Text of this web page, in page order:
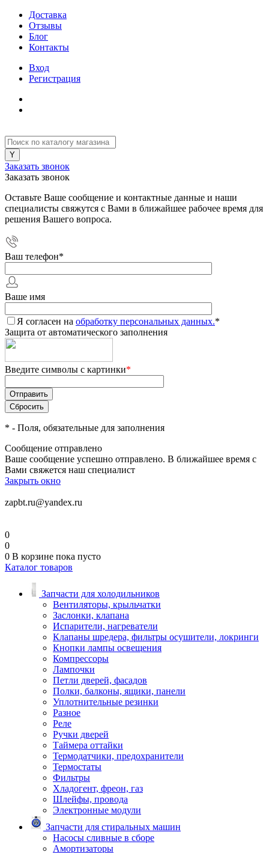
Доставка
Отзывы
Блог
Контакты
Вход
Регистрация
Заказать звонок
Заказать звонок
Оставьте Ваше сообщение и контактные данные и наши
специалисты свяжутся с Вами в ближайшее рабочее время для
решения Вашего вопроса.
Ваш телефон*
Ваше имя
Я согласен на обработку персональных данных.*
Защита от автоматического заполнения
Введите символы с картинки*
* - Поля, обязательные для заполнения
Сообщение отправлено
Ваше сообщение успешно отправлено. В ближайшее время с
Вами свяжется наш специалист
Закрыть окно
zapbt.ru@yandex.ru
0
0
0 В корзине пока пусто
Каталог товаров
Запчасти для холодильников
Вентиляторы, крыльчатки
Заслонки, клапана
Испарители, нагреватели
Клапаны шредера, фильтры осушители, локринги
Кнопки лампы освещения
Компрессоры
Лампочки
Петли дверей, фасадов
Полки, балконы, ящики, панели
Уплотнительные резинки
Разное
Реле
Ручки дверей
Таймера оттайки
Термодатчики, предохранители
Термостаты
Фильтры
Хладогент, фреон, газ
Шлейфы, провода
Электронные модули
Запчасти для стиральных машин
Насосы сливные в сборе
Амортизаторы